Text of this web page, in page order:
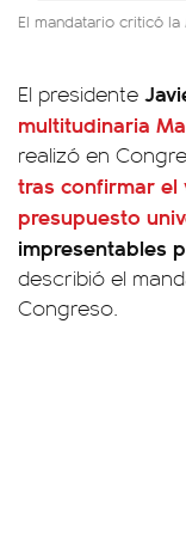
El mandatario criticó
El presidente
multitudinaria
realizó en
tras confirmar el
presupuesto
impresentables
describió el
Congreso.